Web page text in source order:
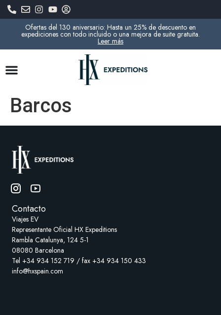
Ofertas del 130 aniversario: Hasta un 25% de descuento en
expediciones con todo incluido o una mejora de suite gratuita.
Leer más
Barcos
Contacto
Viajes EV
Representante Oficial HX Expeditions
Rambla Catalunya, 124 5-1
08080 Barcelona
Tel +34 934 152 719 / fax +34 934 150 433
info@hxspain.com